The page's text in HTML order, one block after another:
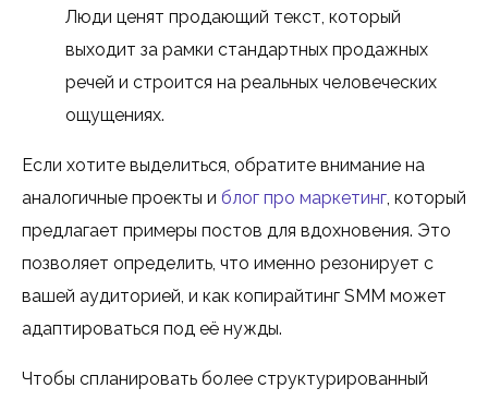
Люди ценят продающий текст, который
выходит за рамки стандартных продажных
речей и строится на реальных человеческих
ощущениях.
Если хотите выделиться, обратите внимание на
аналогичные проекты и блог про маркетинг, который
предлагает примеры постов для вдохновения. Это
позволяет определить, что именно резонирует с
вашей аудиторией, и как копирайтинг SMM может
адаптироваться под её нужды.
Чтобы спланировать более структурированный